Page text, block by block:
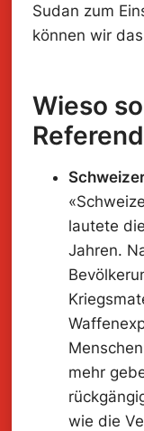
Sudan zum
können wir
Wieso
lautete
Jahren.
mehr
wie die